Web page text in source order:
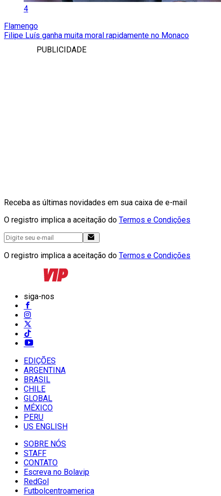
4
Flamengo
Filipe Luís ganha muita moral rapidamente no Monaco
PUBLICIDADE
Receba as últimas novidades em sua caixa de e-mail
O registro implica a aceitação do Termos e Condições
O registro implica a aceitação do Termos e Condições
siga-nos
EDIÇÕES
ARGENTINA
BRASIL
CHILE
GLOBAL
MÉXICO
PERU
US ENGLISH
SOBRE NÓS
STAFF
CONTATO
Escreva no Bolavip
RedGol
Futbolcentroamerica